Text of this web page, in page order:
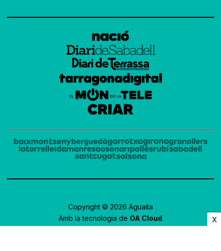
X
Copyright © 2026 Aguaita
Amb la tecnologia de OA Cloud